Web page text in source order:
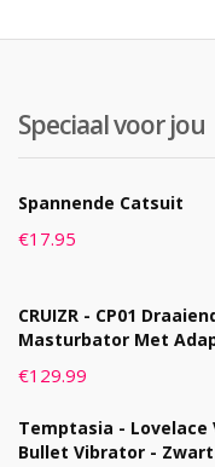
Speciaal voor jou
Spannende Catsuit
€17.95
CRUIZR - CP01
Masturbator Met
€129.99
Temptasia -
Bullet Vibrator - Zwart